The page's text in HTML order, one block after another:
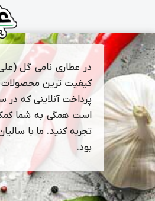
در عطاری نامی گل (علی
کیفیت ترین محصولات
پرداخت آنلاینی که در
است همگی به شما کمک
تجربه کنید. ما با
بود.